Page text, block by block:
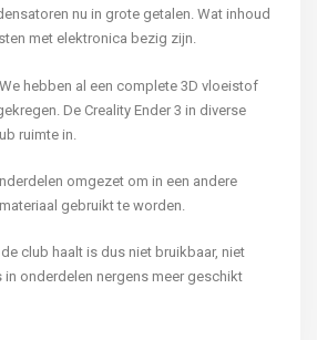
nu in grote getalen. Wat inhoud
met elektronica bezig zijn.
hebben al een complete 3D vloeistof
De Creality Ender 3 in diverse
ruimte in.
omgezet om in een andere
gebruikt te worden.
club haalt is dus niet bruikbaar, niet
onderdelen nergens meer geschikt